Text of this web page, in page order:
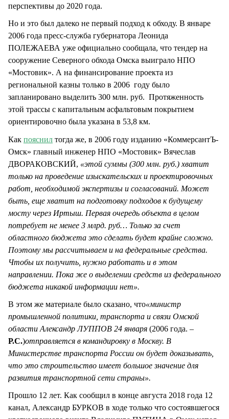
перспективы до 2020 года.
Но и это был далеко не первый подход к обходу. В январе
2006 года пресс-служба губернатора Леонида
ПОЛЕЖАЕВА уже официально сообщала, что тендер на
сооружение Северного обхода Омска выиграло НПО
«Мостовик». А на финансирование проекта из
региональной казны только в 2006 году было
запланировано выделить 300 млн. руб. Протяженность
этой трассы с капитальным асфальтовым покрытием
ориентировочно была указана в 53,8 км.
Как пояснил тогда же, в 2006 году изданию «КоммерсантЪ-
Омск» главный инженер НПО «Мостовик» Вячеслав
ДВОРАКОВСКИЙ, «этой суммы (300 млн. руб.) хватит
только на проведение изыскательских и проектировочных
работ, необходимой экспертизы и согласований. Может
быть, еще хватит на подготовку подходов к будущему
мосту через Иртыш. Первая очередь объекта в целом
потребует не менее 3 млрд. руб… Только за счет
областного бюджета это сделать будет крайне сложно.
Поэтому мы рассчитываем и на федеральные средства.
Чтобы их получить, нужно работать и в этом
направлении. Пока же о выделении средств из федерального
бюджета никакой информации нет».
В этом же материале было сказано, что«министр
промышленной политики, транспорта и связи Омской
области Александр ЛУППОВ 24 января (2006 года. –
Р.С.)отправляется в командировку в Москву. В
Министерстве транспорта России он будет доказывать,
что это строительство имеет большое значение для
развития транспортной сети страны».
Прошло 12 лет. Как сообщил в конце августа 2018 года 12
канал, Александр БУРКОВ в ходе только что состоявшегося